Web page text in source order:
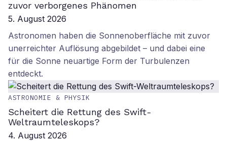
zuvor verborgenes Phänomen
5. August 2026
Astronomen haben die Sonnenoberfläche mit zuvor
unerreichter Auflösung abgebildet – und dabei eine
für die Sonne neuartige Form der Turbulenzen
entdeckt.
ASTRONOMIE & PHYSIK
Scheitert die Rettung des Swift-
Weltraumteleskops?
4. August 2026